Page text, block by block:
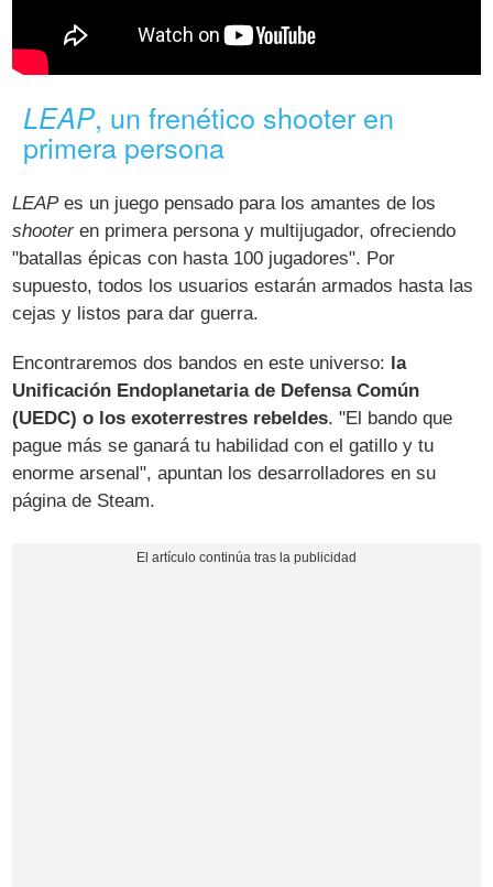
LEAP, un frenético shooter en
primera persona
LEAPes un juego pensado para los amantes de los
shooteren primera persona y multijugador, ofreciendo
"batallas épicas con hasta 100 jugadores". Por
supuesto, todos los usuarios estarán armados hasta las
cejas y listos para dar guerra.
Encontraremos dos bandos en este universo: la
Unificación Endoplanetaria de Defensa Común
(UEDC) o los exoterrestres rebeldes. "El bando que
pague más se ganará tu habilidad con el gatillo y tu
enorme arsenal", apuntan los desarrolladores en su
página de Steam.